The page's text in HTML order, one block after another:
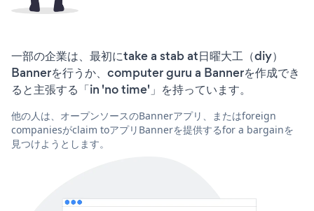
一部の企業は、最初にtake a stab at日曜大工（diy）
Bannerを行うか、computer guru a Bannerを作成でき
ると主張する「in 'no time'」を持っています。
他の人は、オープンソースのBannerアプリ、またはforeign
companiesがclaim toアプリBannerを提供するfor a bargainを
見つけようとします。